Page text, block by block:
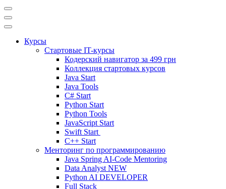
Курсы
Стартовые IT-курсы
Кодерский навигатор за 499 грн
Коллекция стартовых курсов
Java Start
Java Tools
C# Start
Python Start
Python Tools
JavaScript Start
Swift Start
C++ Start
Менторинг по программированию
Java Spring AI-Code Mentoring
Data Analyst NEW
Python AI DEVELOPER
Full Stack